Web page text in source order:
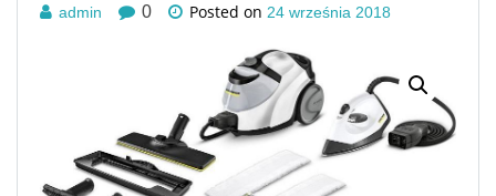
admin 0 Posted on 24 września 2018